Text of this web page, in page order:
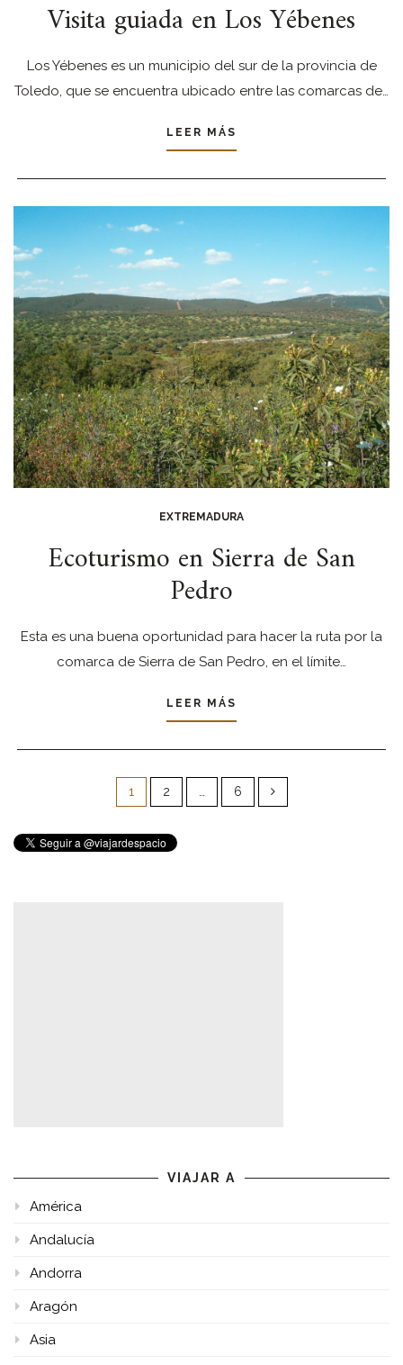
Visita guiada en Los Yébenes
Los Yébenes es un municipio del sur de la provincia de
Toledo, que se encuentra ubicado entre las comarcas de…
LEER MÁS
EXTREMADURA
Ecoturismo en Sierra de San
Pedro
Esta es una buena oportunidad para hacer la ruta por la
comarca de Sierra de San Pedro, en el límite…
LEER MÁS
Paginación
entradas
1 2 … 6
VIAJAR A
América
Andalucía
Andorra
Aragón
Asia